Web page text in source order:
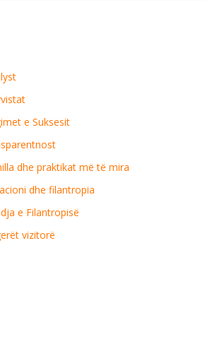
e Suksesit
dhe praktikat më të mira
dhe filantropia
e Filantropisë
vizitorë